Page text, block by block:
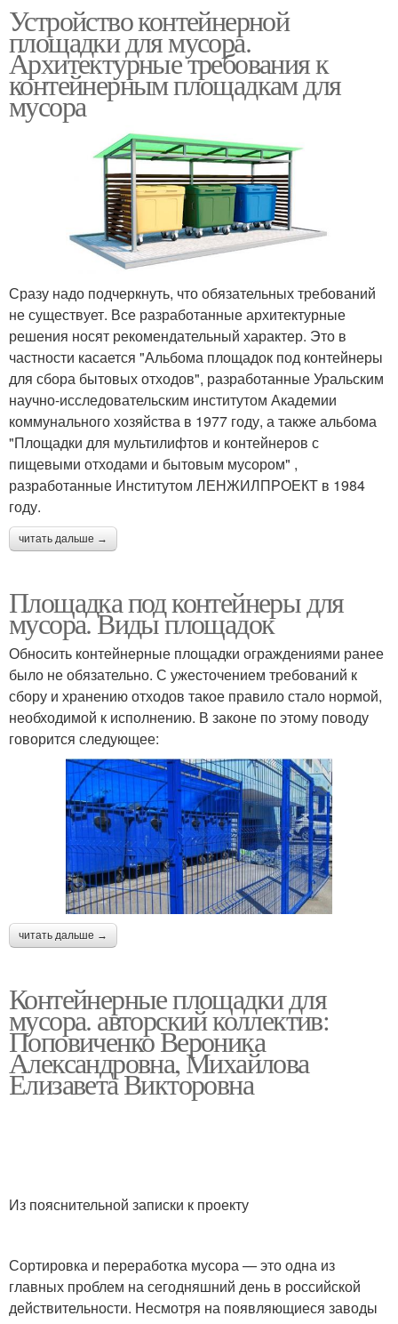
Устройство контейнерной
площадки для мусора.
Архитектурные требования к
контейнерным площадкам для
мусора
Сразу надо подчеркнуть, что обязательных требований
не существует. Все разработанные архитектурные
решения носят рекомендательный характер. Это в
частности касается "Альбома площадок под контейнеры
для сбора бытовых отходов", разработанные Уральским
научно-исследовательским институтом Академии
коммунального хозяйства в 1977 году, а также альбома
"Площадки для мультилифтов и контейнеров с
пищевыми отходами и бытовым мусором" ,
разработанные Институтом ЛЕНЖИЛПРОЕКТ в 1984
году.
читать дальше →
Площадка под контейнеры для
мусора. Виды площадок
Обносить контейнерные площадки ограждениями ранее
было не обязательно. С ужесточением требований к
сбору и хранению отходов такое правило стало нормой,
необходимой к исполнению. В законе по этому поводу
говорится следующее:
читать дальше →
Контейнерные площадки для
мусора. авторский коллектив:
Поповиченко Вероника
Александровна, Михайлова
Елизавета Викторовна
Из пояснительной записки к проекту
Сортировка и переработка мусора — это одна из
главных проблем на сегодняшний день в российской
действительности. Несмотря на появляющиеся заводы